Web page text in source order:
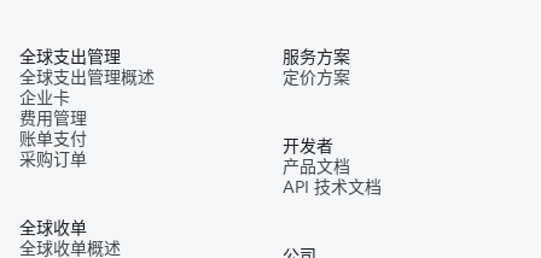
全球支出管理
全球支出管理概述
企业卡
费用管理
账单支付
采购订单
全球收单
全球收单概述
服务方案
定价方案
开发者
产品文档
API 技术文档